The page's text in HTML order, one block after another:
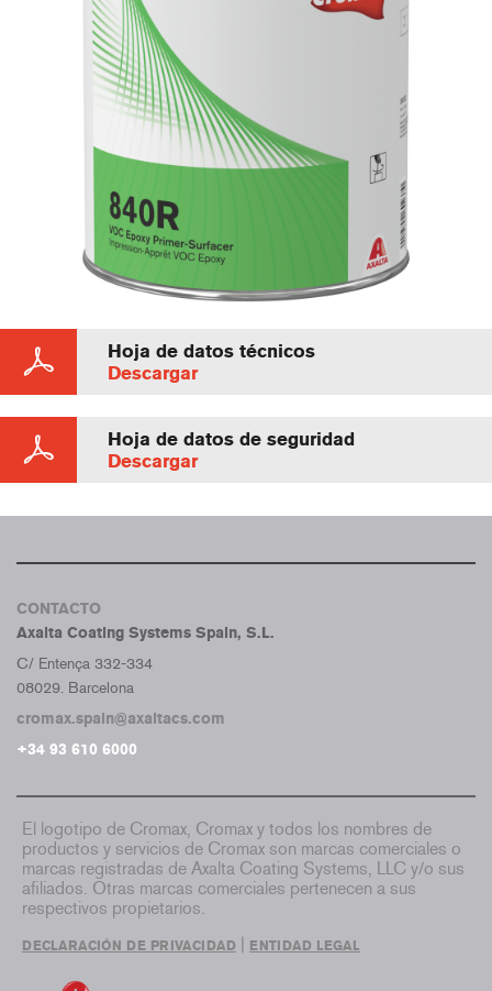
Hoja de datos técnicos
Descargar
Hoja de datos de seguridad
Descargar
CONTACTO
Axalta Coating Systems Spain, S.L.
C/ Entença 332-334
08029. Barcelona
cromax.spain@axaltacs.com
+34 93 610 6000
El logotipo de Cromax, Cromax y todos los nombres de
productos y servicios de Cromax son marcas comerciales o
marcas registradas de Axalta Coating Systems, LLC y/o sus
afiliados. Otras marcas comerciales pertenecen a sus
respectivos propietarios.
DECLARACIÓN DE PRIVACIDAD ENTIDAD LEGAL